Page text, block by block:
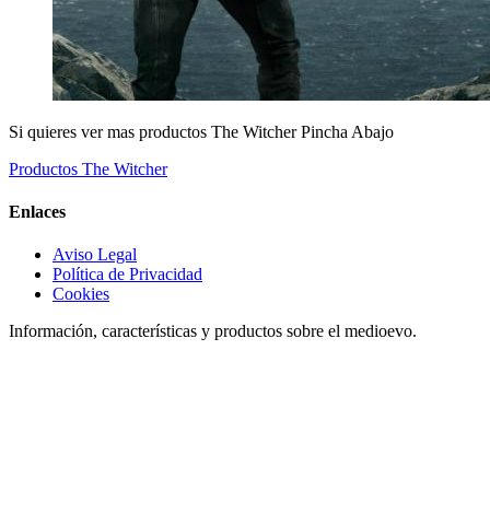
Si quieres ver mas productos The Witcher Pincha Abajo
Productos The Witcher
Enlaces
Aviso Legal
Política de Privacidad
Cookies
Información, características y productos sobre el medioevo.